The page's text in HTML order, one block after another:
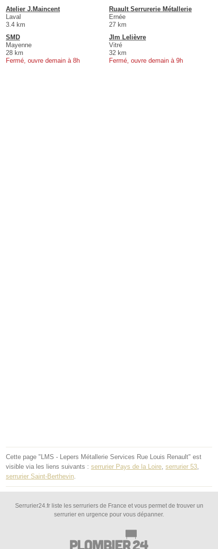
Atelier J.Maincent
Laval
3.4 km
Ruault Serrurerie Métallerie
Ernée
27 km
SMD
Mayenne
28 km
Fermé, ouvre demain à 8h
Jlm Lelièvre
Vitré
32 km
Fermé, ouvre demain à 9h
Cette page "LMS - Lepers Métallerie Services Rue Louis Renault" est
visible via les liens suivants : serrurier Pays de la Loire, serrurier 53,
serrurier Saint-Berthevin.
Serrurier24.fr liste les serruriers de France et vous permet de trouver un
serrurier en urgence pour vous dépanner.